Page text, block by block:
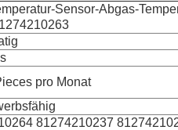
Sensor-Abgas-
pro Monat
81274210237